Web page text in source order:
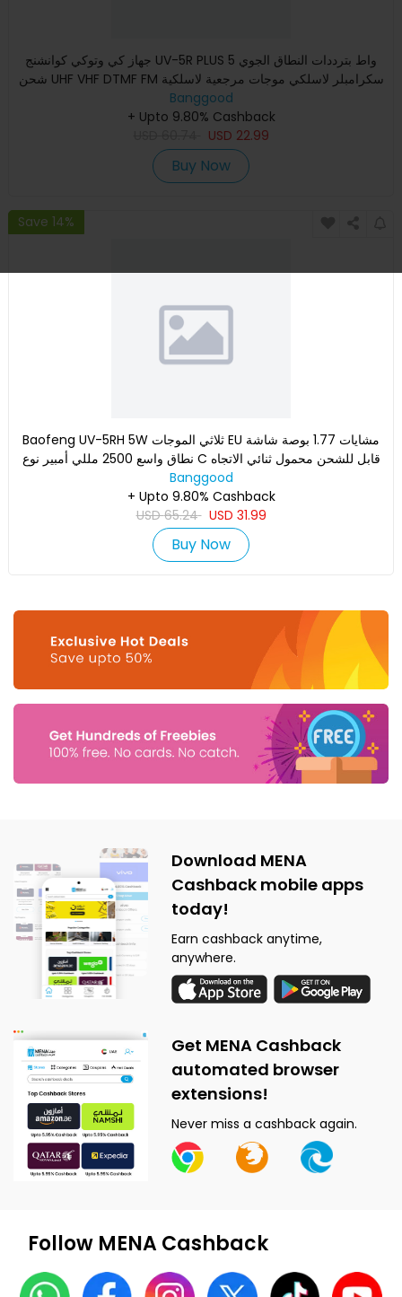
جهاز كي وتوكي كوانشنج UV-5R PLUS 5 واط بترددات النطاق الجوي
شحن UHF VHF DTMF FM سكرامبلر لاسلكي موجات مرجعية لاسلكية
طري
Banggood
+ Upto 9.80% Cashback
USD 22.99
Buy Now
Save 14%
Baofeng UV-5RH 5W ثلاثي الموجات EU مشايات 1.77 بوصة شاشة
نطاق واسع 2500 مللي أمبير نوع C قابل للشحن محمول ثنائي الاتجاه
Banggood
+ Upto 9.80% Cashback
USD65.24 USD 31.99
Buy Now
Download MENA
Cashback mobile apps
today!
Earn cashback anytime,
anywhere.
Get MENA Cashback
automated browser
extensions!
Never miss a cashback again.
Follow MENA Cashback